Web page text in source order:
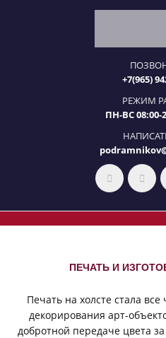
+7(965)
РЕЖИМ
ПН-ВС 08:00-
ПЕЧАТЬ И
Печать на холсте стала
декорирования арт-
добротной передаче цвета